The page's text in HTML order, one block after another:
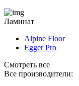
Ламинат
Alpine Floor
Egger Pro
Смотреть все
Все производители: